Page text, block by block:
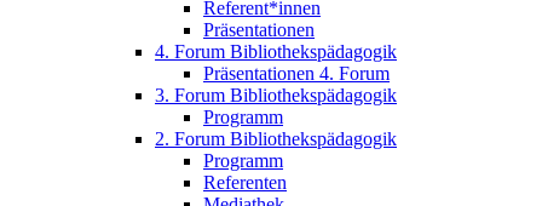
Referent*innen
Präsentationen
4. Forum Bibliothekspädagogik
Präsentationen 4. Forum
3. Forum Bibliothekspädagogik
Programm
2. Forum Bibliothekspädagogik
Programm
Referenten